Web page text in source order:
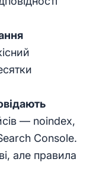
— noindex,
Console.
але правила